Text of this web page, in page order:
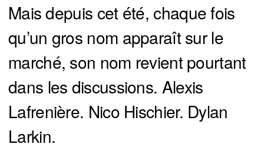
Mais depuis cet été, chaque fois
qu’un gros nom apparaît sur le
marché, son nom revient pourtant
dans les discussions. Alexis
Lafrenière. Nico Hischier. Dylan
Larkin.